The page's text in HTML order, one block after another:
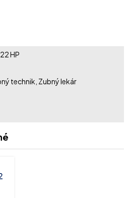
HP
technik, Zubný lekár